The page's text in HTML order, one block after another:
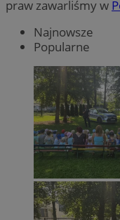
praw zawarliśmy w
Najnowsze
Popularne